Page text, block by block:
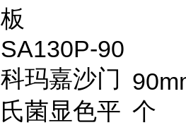
板
SA130P-90
科玛嘉沙门
氏菌显色平 个